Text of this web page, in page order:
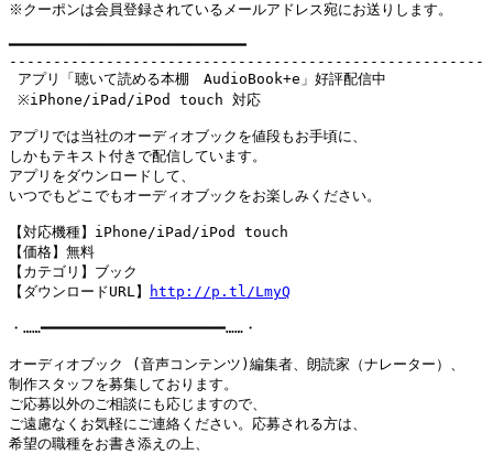
※クーポンは会員登録されているメールアドレス宛にお送りします。
━━━━━━━━━━━━━━━━━━━━━━━━━━━
------------------------------------------------------
アプリ「聴いて読める本棚　AudioBook+e」好評配信中
※iPhone/iPad/iPod touch 対応
アプリでは当社のオーディオブックを値段もお手頃に、
しかもテキスト付きで配信しています。
アプリをダウンロードして、
いつでもどこでもオーディオブックをお楽しみください。
【対応機種】iPhone/iPad/iPod touch
【価格】無料
【カテゴリ】ブック
【ダウンロードURL】
http://p.tl/LmyQ
・……━━━━━━━━━━━━━━━━━━━━━……・
オーディオブック (音声コンテンツ)編集者、朗読家（ナレーター）、
制作スタッフを募集しております。
ご応募以外のご相談にも応じますので、
ご遠慮なくお気軽にご連絡ください。応募される方は、
希望の職種をお書き添えの上、